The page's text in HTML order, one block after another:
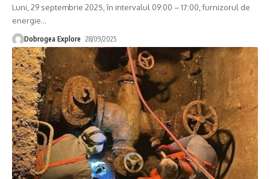
Luni, 29 septembrie 2025, în intervalul 09:00 – 17:00, furnizorul de
energie…
Dobrogea Explore 28/09/2025